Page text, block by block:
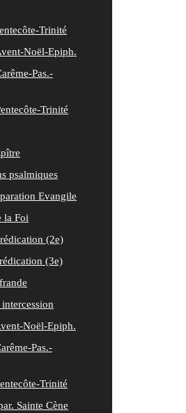
Trinité
Noël-Epiph.
Pas.-
Trinité
psalmiques
Evangile
la Foi
(2e)
(3e)
Noël-Epiph.
Pas.-
Trinité
Sainte Cène